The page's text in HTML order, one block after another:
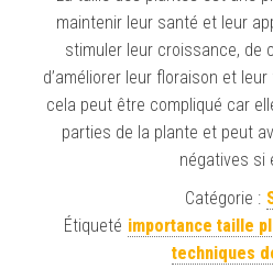
maintenir leur santé et leur
stimuler leur croissance, de
d’améliorer leur floraison et
cela peut être compliqué car
parties de la plante et peut
négatives si
Catégorie :
Étiqueté importance taille
techniques